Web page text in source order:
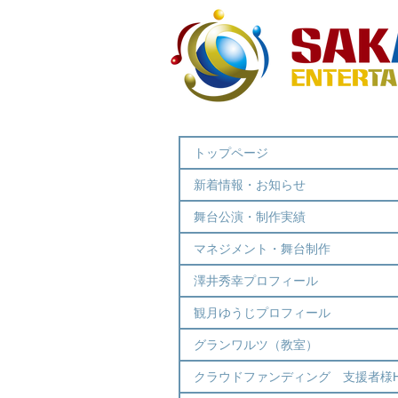
トップページ
新着情報・お知らせ
舞台公演・制作実績
マネジメント・舞台制作
澤井秀幸プロフィール
観月ゆうじプロフィール
グランワルツ（教室）
クラウドファンディング 支援者様